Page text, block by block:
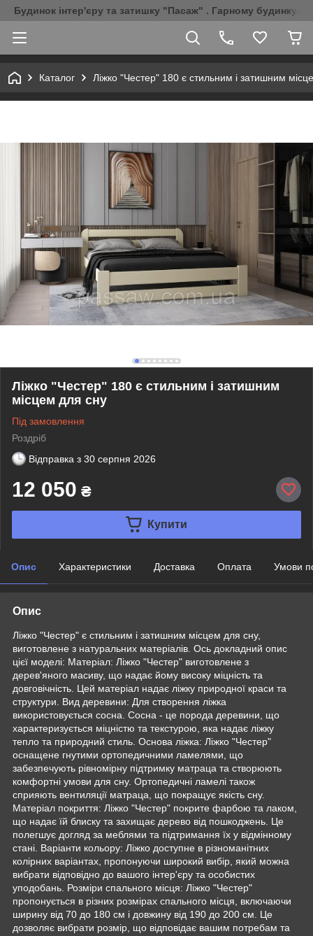
Будинок інтер'єру та затишку "Пасаж" . Гарному будинку-
Каталог Ліжко "Честер" 180 є стильним і затишним
Ліжко "Честер" 180 є стильним і затишним
місцем для сну
Під замовлення
Роздріб
Відправка з 30 серпня 2026
12 050 ₴
Купити
Опис Характеристики Доставка Оплата Умови
Опис
Ліжко "Честер" є стильним і затишним місцем для сну,
виготовлене з натуральних матеріалів. Ось докладний опис
цієї моделі: Матеріал: Ліжко "Честер" виготовлене з
дерев'яного масиву, що надає йому високу міцність та
довговічність. Цей матеріал надає ліжку природної краси та
структури. Вид деревини: Для створення ліжка
використовується сосна. Сосна - це порода деревини, що
характеризується міцністю та текстурою, яка надає ліжку
тепло та природний стиль. Основа ліжка: Ліжко "Честер"
оснащене гнутими ортопедичними ламелями, що
забезпечують рівномірну підтримку матраца та створюють
комфортні умови для сну. Ортопедичні ламелі також
сприяють вентиляції матраца, що покращує якість сну.
Матеріал покриття: Ліжко "Честер" покрите фарбою та лаком,
що надає їй блиску та захищає дерево від пошкоджень. Це
полегшує догляд за меблями та підтримання їх у відмінному
стані. Варіанти кольору: Ліжко доступне в різноманітних
колірних варіантах, пропонуючи широкий вибір, який можна
вибрати відповідно до вашого інтер'єру та особистих
уподобань. Розміри спального місця: Ліжко "Честер"
пропонується в різних розмірах спального місця, включаючи
ширину від 70 до 180 см і довжину від 190 до 200 см. Це
дозволяє вибрати розмір, що відповідає вашим потребам та